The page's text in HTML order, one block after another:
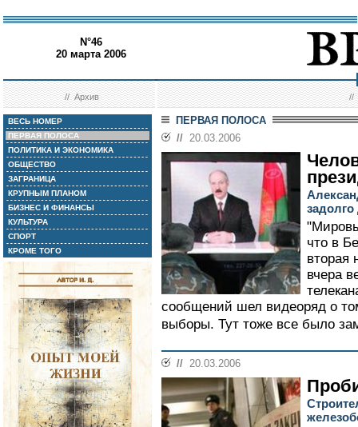
N°46
20 марта 2006
//Архив //
ВЕСЬ НОМЕР
ПЕРВАЯ ПОЛОСА
ПОЛИТИКА И ЭКОНОМИКА
ОБЩЕСТВО
ЗАГРАНИЦА
КРУПНЫМ ПЛАНОМ
БИЗНЕС И ФИНАНСЫ
КУЛЬТУРА
СПОРТ
КРОМЕ ТОГО
ПЕРВАЯ ПОЛОСА
// 20.03.2006
что в
вторая
вчера
сообщений шел видеоряд о
выборы. Тут тоже все было
// 20.03.2006